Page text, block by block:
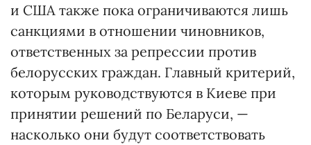
и США также пока ограничиваются лишь
санкциями в отношении чиновников,
ответственных за репрессии против
белорусских граждан. Главный критерий,
которым руководствуются в Киеве при
принятии решений по Беларуси, —
насколько они будут соответствовать